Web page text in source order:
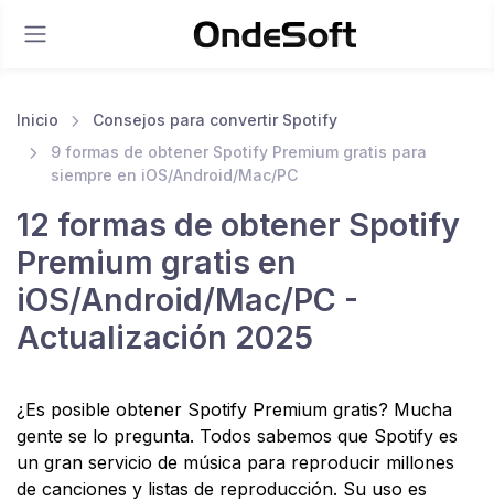
Inicio
Consejos para convertir Spotify
9 formas de obtener Spotify Premium gratis para
siempre en iOS/Android/Mac/PC
12 formas de obtener Spotify
Premium gratis en
iOS/Android/Mac/PC -
Actualización 2025
¿Es posible obtener Spotify Premium gratis? Mucha
gente se lo pregunta. Todos sabemos que Spotify es
un gran servicio de música para reproducir millones
de canciones y listas de reproducción. Su uso es